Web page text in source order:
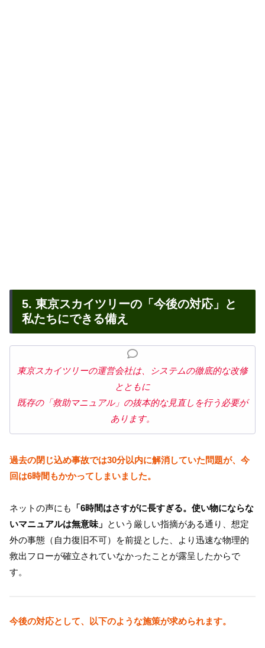
5. 東京スカイツリーの「今後の対応」と
私たちにできる備え
東京スカイツリーの運営会社は、システムの徹底的な改修
とともに
既存の「救助マニュアル」の抜本的な見直しを行う必要が
あります。
過去の閉じ込め事故では30分以内に解消していた問題が、今
回は6時間もかかってしまいました。
ネットの声にも
「6時間はさすがに長すぎる。使い物にならな
いマニュアルは無意味」 という厳しい指摘がある通り、想定
外の事態（自力復旧不可）を前提とした、より迅速な物理的
救出フローが確立されていなかったことが露呈したからで
す。
今後の対応として、以下のような施策が求められます。